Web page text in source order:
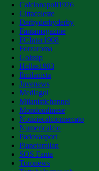
Calcionapoli1926
Cittaceleste
Derbyderbyderby
Fantamagazine
FCInter1908
Forzaroma
Golssip
Hellas1903
Ilmilanista
Juvenews
Mediagol
Milanistichannel
Mondoudinese
Notiziecalciomercato
Numericalcio
Padovasport
Pianetamilan
SOS Fanta
Toronews